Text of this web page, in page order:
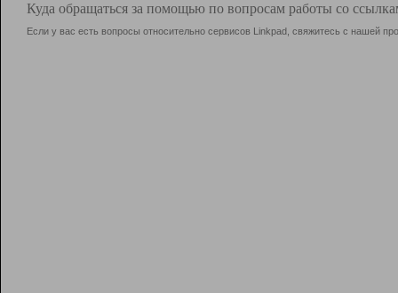
Куда обращаться за помощью по вопросам работы со
Если у вас есть вопросы относительно сервисов Linkpad, свяжитесь с нашей